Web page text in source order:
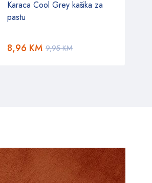
Karaca Cool Grey kašika za
pastu
9,95KM
8,96 KM